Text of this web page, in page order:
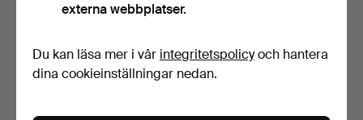
externa webbplatser.
Du kan läsa mer i vår integritetspolicyoch hantera
dina cookieinställningar nedan.